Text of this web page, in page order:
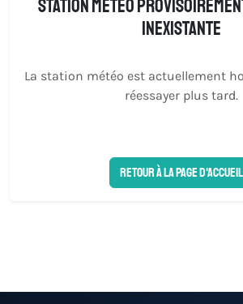
Station météo
inexistante
La station météo est actuellement
réessayer plus tard.
Retour à la page d'accueil